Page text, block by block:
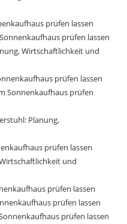
prüfen lassen
prüfen lassen
Wirtschaftlichkeit und
prüfen lassen
Sonnenkaufhaus prüfen
Planung,
prüfen lassen
und
prüfen lassen
prüfen lassen
prüfen lassen